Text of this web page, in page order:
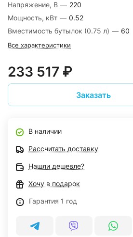
Напряжение, В — 220
Мощность, кВт — 0.52
Вместимость бутылок (0.75 л) — 60
Все характеристики
233 517 ₽
Заказать
В наличии
Рассчитать доставку
Нашли дешевле?
Хочу в подарок
Гарантия 1 год